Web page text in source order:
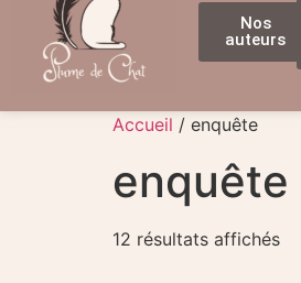
Nos
auteurs
Accueil / enquête
enquête
12 résultats affichés